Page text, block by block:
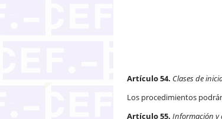
Artículo 54. Clases de
Los procedimientos
Artículo 55. Información y